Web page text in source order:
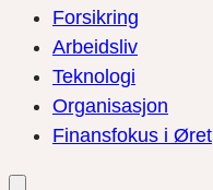
Forsikring
Arbeidsliv
Teknologi
Organisasjon
Finansfokus i Øret